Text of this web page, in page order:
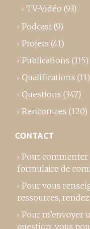
TV-Vidéo (93)
Podcast (9)
Projets (41)
Publications (115)
Qualifications (11)
Questions (347)
Rencontres (120)
CONTACT
Pour
formulaire de
Pour vous
ressources,
Pour m’envoyer
question, vous